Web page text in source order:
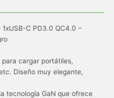
C PD3.0 QC4.0 –
para cargar portátiles,
Diseño muy elegante,
tecnología GaN que ofrece